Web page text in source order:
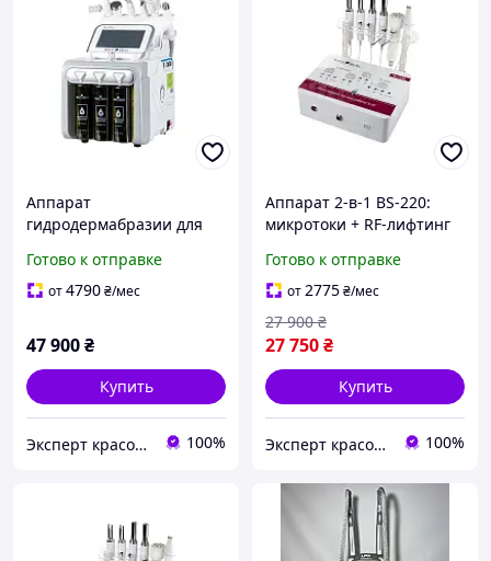
Аппарат
гидродермабразии для
(аквапилинга) 7-в-1 мод.
254 аппараты с
Готово к отправке
от4790₴/мес
47 900₴
Купить
Эксперт красоты 100%
Аппарат 2-в-1 BS-220:
микротоки + RF-лифтинг
профессиональный уход
в салоне
Готово к отправке
от2775₴/мес
27 750₴
27 900 ₴
Купить
Эксперт красоты 100%